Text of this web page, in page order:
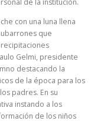
de la institución.
con una luna llena
que
Gelmi, presidente
destacando la
de la época para los
padres. En su
instando a los
de los niños